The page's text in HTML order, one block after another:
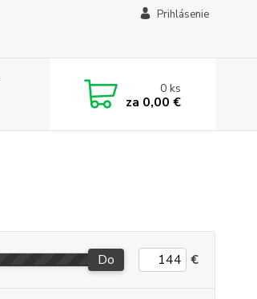
Prihlásenie
0ks
za 0,00 €
Do €